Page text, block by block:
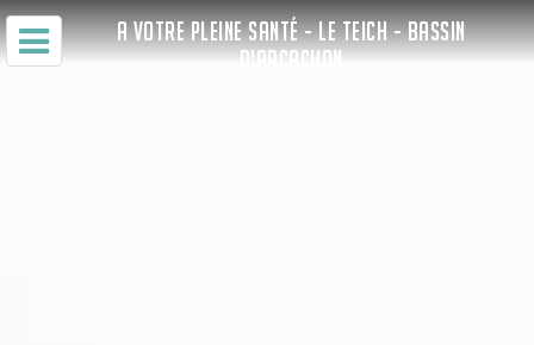
A VOTRE PLEINE SANTÉ - LE TEICH - BASSIN
D'ARCACHON